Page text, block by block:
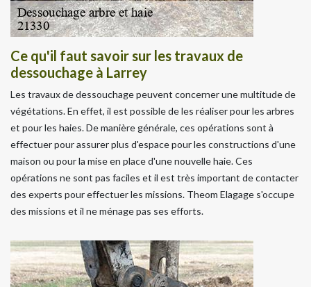
Ce qu'il faut savoir sur les travaux de
dessouchage à Larrey
Les travaux de dessouchage peuvent concerner une multitude de
végétations. En effet, il est possible de les réaliser pour les arbres
et pour les haies. De manière générale, ces opérations sont à
effectuer pour assurer plus d'espace pour les constructions d'une
maison ou pour la mise en place d'une nouvelle haie. Ces
opérations ne sont pas faciles et il est très important de contacter
des experts pour effectuer les missions. Theom Elagage s'occupe
des missions et il ne ménage pas ses efforts.